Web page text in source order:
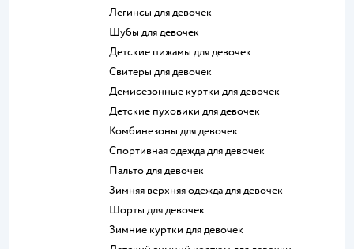
Легинсы для девочек
Шубы для девочек
Детские пижамы для девочек
Свитеры для девочек
Демисезонные куртки для девочек
Детские пуховики для девочек
Комбинезоны для девочек
Спортивная одежда для девочек
Пальто для девочек
Зимняя верхняя одежда для девочек
Шорты для девочек
Зимние куртки для девочек